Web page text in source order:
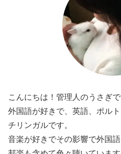
こんにちは！管理人のうさぎで
外国語が好きで、英語、ポル
チリンガルです。
音楽が好きでその影響で外国